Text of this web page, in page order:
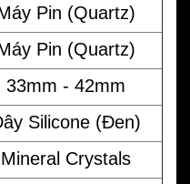
Pin (Quartz)
Pin (Quartz)
33mm - 42mm
Silicone (Đen)
Mineral Crystals